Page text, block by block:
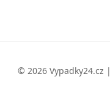
© 2026 Vypadky24.cz |